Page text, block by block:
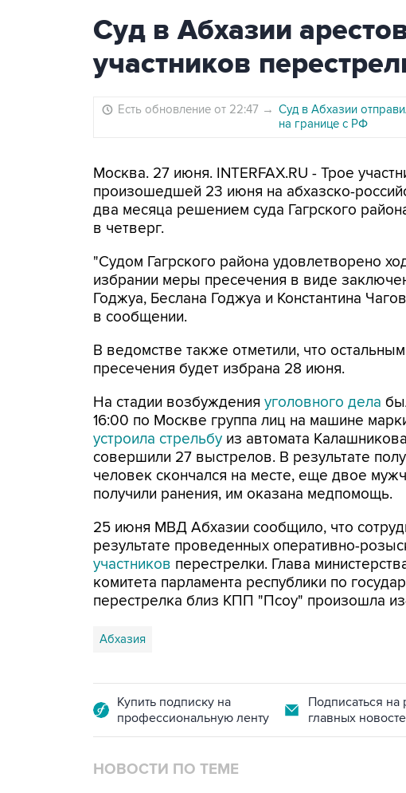
Суд в Абхазии
участников
Есть обновление от 22:47 → Суд в Абхазии
на границе с РФ
Москва. 27 июня. INTERFAX.RU - Трое
произошедшей 23 июня на абхазско-
два месяца решением суда Гагрского
в четверг.
"Судом Гагрского района удовлетворено
избрании меры пресечения в виде
Годжуа, Беслана Годжуа и Константина
в сообщении.
В ведомстве также отметили, что
пресечения будет избрана 28 июня.
На стадии возбуждения уголовного дела
16:00 по Москве группа лиц на машине
устроила стрельбу из автомата
совершили 27 выстрелов. В результате
человек скончался на месте, еще двое
получили ранения, им оказана медпомощь.
25 июня МВД Абхазии сообщило, что
результате проведенных оперативно-
участников перестрелки. Глава
комитета парламента республики по
перестрелка близ КПП "Псоу" произошла
Абхазия
Купить подписку на
профессиональную ленту
Подписаться на
главных
НОВОСТИ ПО ТЕМЕ